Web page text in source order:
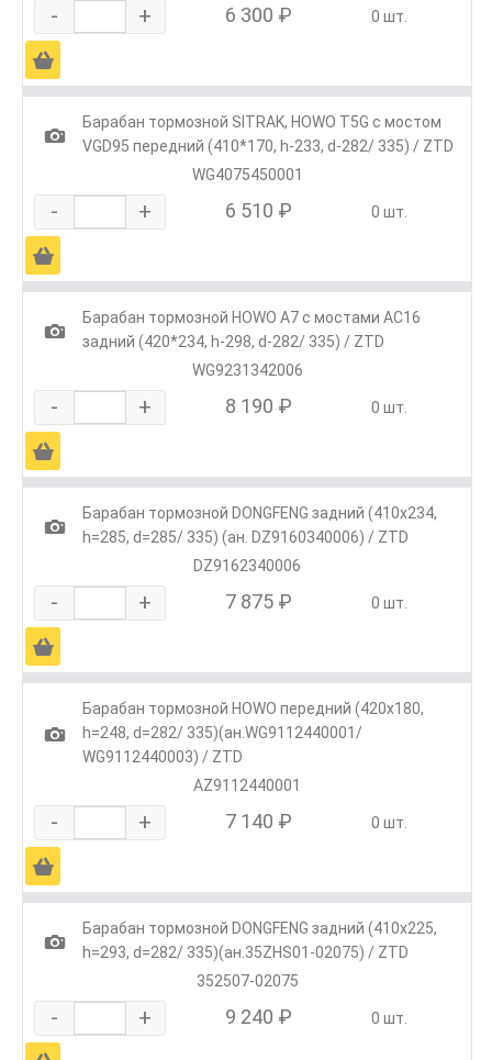
- + 6 300 ₽ 0 шт.
Ä
1
Барабан тормозной SITRAK, HOWO T5G с мостом
VGD95 передний (410*170, h-233, d-282/ 335) / ZTD
WG4075450001
- + 6 510 ₽ 0 шт.
Ä
1
Барабан тормозной HOWO A7 с мостами AC16
задний (420*234, h-298, d-282/ 335) / ZTD
WG9231342006
- + 8 190 ₽ 0 шт.
Ä
1
Барабан тормозной DONGFENG задний (410x234,
h=285, d=285/ 335) (ан. DZ9160340006) / ZTD
DZ9162340006
- + 7 875 ₽ 0 шт.
Ä
1
Барабан тормозной HOWO передний (420x180,
h=248, d=282/ 335)(ан.WG9112440001/
WG9112440003) / ZTD
AZ9112440001
- + 7 140 ₽ 0 шт.
Ä
1
Барабан тормозной DONGFENG задний (410x225,
h=293, d=282/ 335)(ан.35ZHS01-02075) / ZTD
352507-02075
- + 9 240 ₽ 0 шт.